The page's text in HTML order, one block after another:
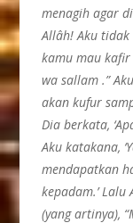
menagih agar
Allâh! Aku
kamu mau
wa sallam .”
akan kufur
Dia berkata,
Aku katakana,
mendapatkan
kepadam.’
(yang artinya),